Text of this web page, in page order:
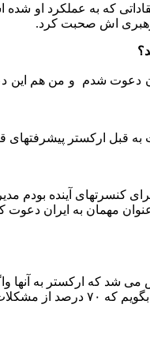
که به عملکرد او
رهبری اش صحبت کرد.
ایران دعوت شدم و من هم این
قبل ارکستر پیشرفتهای
کنسرتهای آینده بودم
مهمان به ایران دعوت
شد که ارکستر به آنها
من، اولین مرحله قراردادم با دفتر موسیقی و موسسه هنرهای معاصر بسته شد